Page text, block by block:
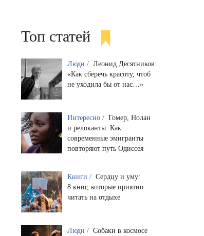
Топ статей
Люди / Леонид Десятников:
«Как сберечь красоту, чтоб
не уходила бы от нас…»
Интересно / Гомер, Нолан
и релоканты. Как
современные эмигранты
повторяют путь Одиссея
Книги / Сердцу и уму:
8 книг, которые приятно
читать на отдыхе
Люди / Собаки в космосе